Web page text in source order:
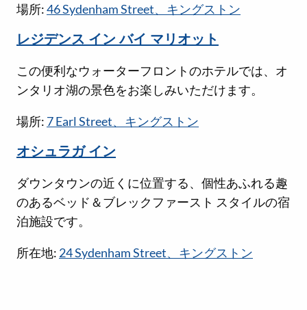
場所:46 Sydenham Street、キングストン
レジデンス イン バイ マリオット
この便利なウォーターフロントのホテルでは、オ
ンタリオ湖の景色をお楽しみいただけます。
場所: 7 Earl Street、キングストン
オシュラガ イン
ダウンタウンの近くに位置する、個性あふれる趣
のあるベッド＆ブレックファースト スタイルの宿
泊施設です。
所在地: 24 Sydenham Street、キングストン